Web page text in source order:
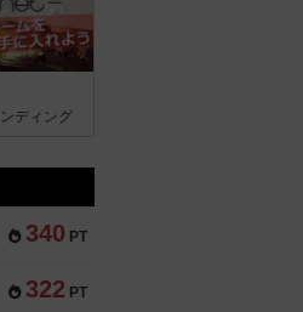
ディング
340 PT
322 PT